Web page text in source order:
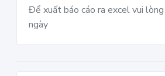
Để xuất báo cáo ra excel vui
ngày